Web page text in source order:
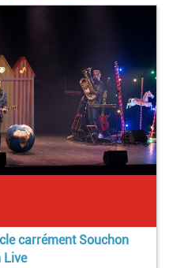
carrément Souchon
Live